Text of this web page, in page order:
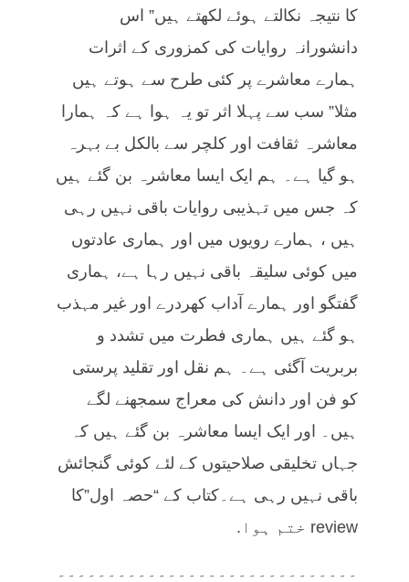
کا نتیجہ نکالتے ہوئے لکھتے ہیں” اس
دانشورانہ روایات کی کمزوری کے اثرات
ہمارے معاشرے پر کئی طرح سے ہوتے ہیں
مثلا” سب سے پہلا اثر تو یہ ہوا ہے کہ ہمارا
معاشرہ ثقافت اور کلچر سے بالکل بے بہرہ
ہو گیا ہے۔ ہم ایک ایسا معاشرہ بن گئے ہیں
کہ جس میں تہذیبی روایات باقی نہیں رہی
ہیں ، ہمارے رویوں میں اور ہماری عادتوں
میں کوئی سلیقہ باقی نہیں رہا ہے، ہماری
گفتگو اور ہمارے آداب کھردرے اور غیر مہذب
ہو گئے ہیں ہماری فطرت میں تشدد و
بربریت آگئی ہے۔ ہم نقل اور تقلید پرستی
کو فن اور دانش کی معراج سمجھنے لگے
ہیں۔ اور ایک ایسا معاشرہ بن گئے ہیں کہ
جہاں تخلیقی صلاحیتوں کے لئے کوئی گنجائش
باقی نہیں رہی ہے۔کتاب کے “حصہ اول”کا
review ختم ہوا.
۔۔۔۔۔۔۔۔۔۔۔۔۔۔۔۔۔۔۔۔۔۔۔۔۔۔۔۔۔۔